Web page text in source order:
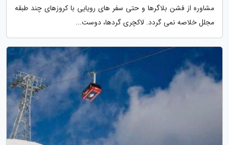
مشاوره از فشن بلاگرها و حتی سفر های رویایی با کروزهای چند طبقه
مجلل خلاصه نمی گردد. لاکچری گردها، دوست...